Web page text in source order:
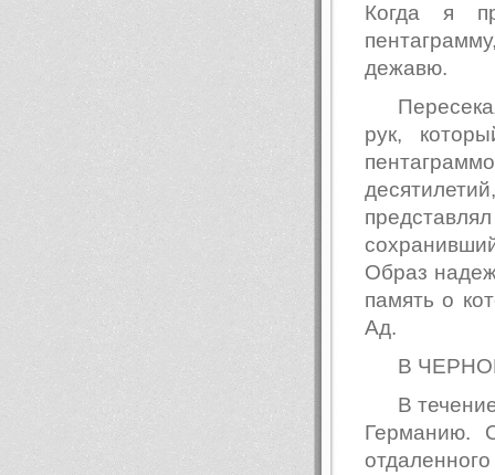
Когда я
дежавю.
рук,
Образ
память о
Ад.
В
В
Германию.